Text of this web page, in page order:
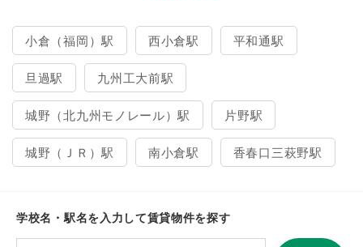
小倉（福岡）駅 西小倉駅 平和通駅
旦過駅 九州工大前駅
城野（北九州モノレール）駅 片野駅
城野（ＪＲ）駅 南小倉駅 香春口三萩野駅
学校名・駅名を入力して賃貸物件を探す